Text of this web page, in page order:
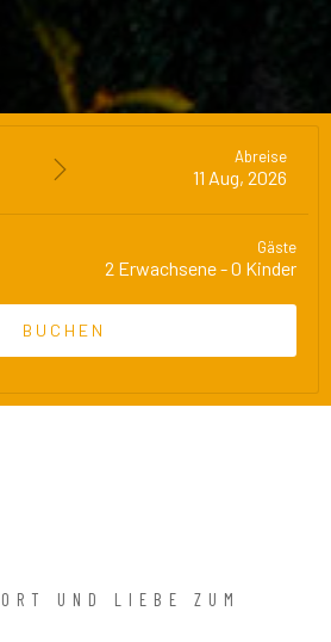
Abreise
11 Aug, 2026
Gäste
2 Erwachsene-0 Kinder
UND LIEBE ZUM